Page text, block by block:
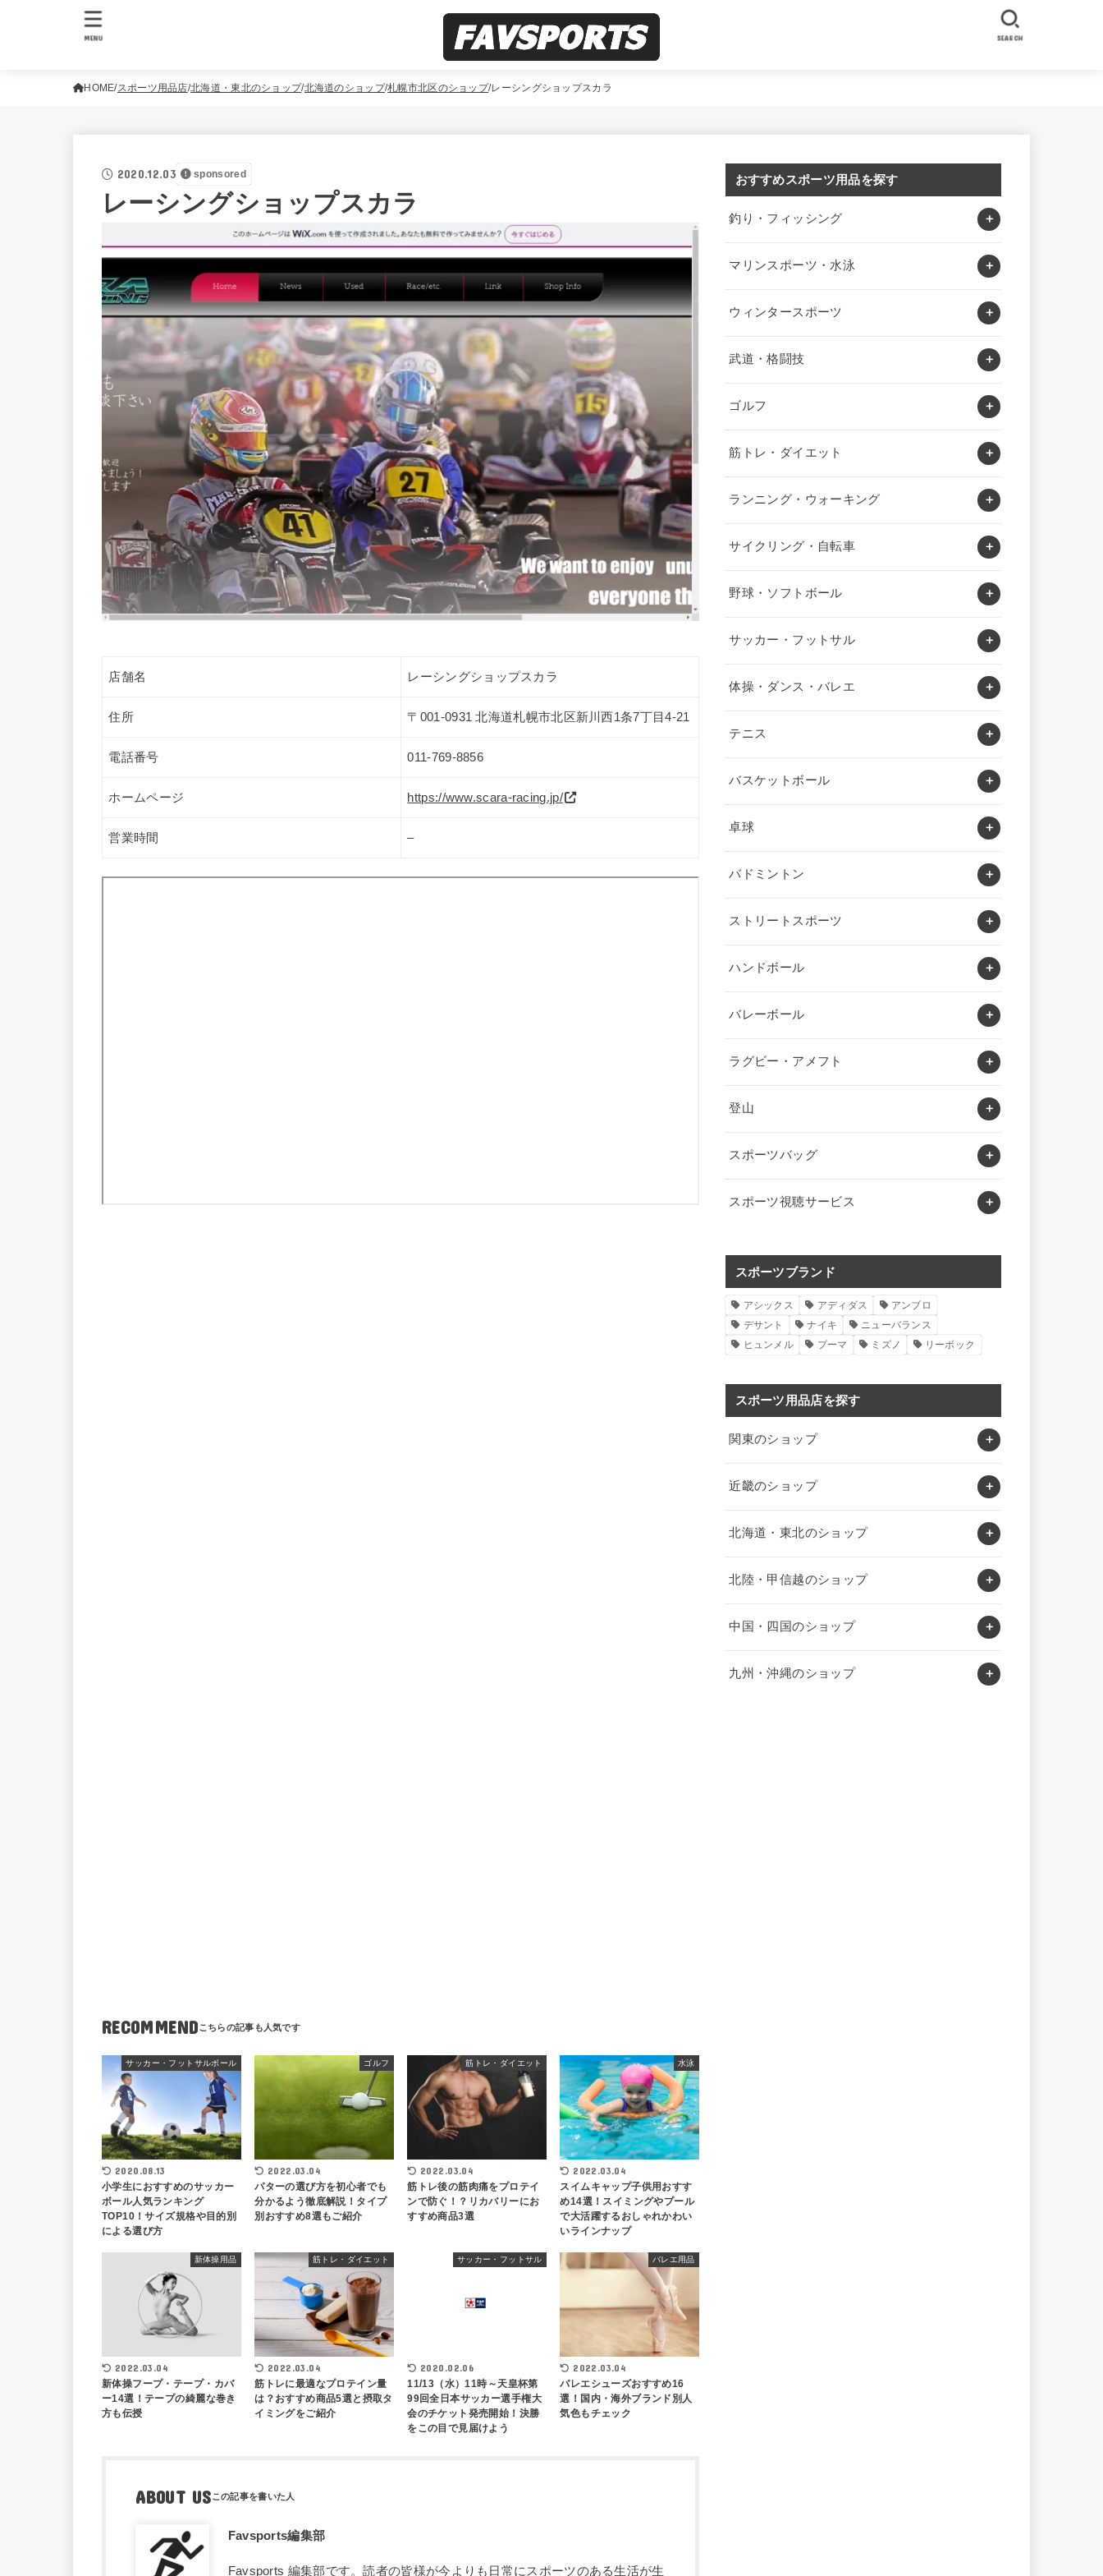
SEARCH
MENU
HOME スポーツ用品店 北海道・東北のショップ 北海道のショップ 札幌市北区のショップ レーシングショップスカラ
2020.12.03 sponsored
レーシングショップスカラ
店舗名 レーシングショップスカラ
住所 〒001-0931 北海道札幌市北区新川西1条7丁目4-21
電話番号 011-769-8856
ホームページ https://www.scara-racing.jp/
営業時間 –
RECOMMEND
サッカー・フットサルボール
2020.08.13
小学生におすすめのサッカー
ボール人気ランキング
TOP10！サイズ規格や目的別
による選び方
ゴルフ
2022.03.04
パターの選び方を初心者でも
分かるよう徹底解説！タイプ
別おすすめ8選もご紹介
筋トレ・ダイエット
2022.03.04
筋トレ後の筋肉痛をプロテイ
ンで防ぐ！？リカバリーにお
すすめ商品3選
水泳
2022.03.04
スイムキャップ子供用おすす
め14選！スイミングやプール
で大活躍するおしゃれかわい
いラインナップ
新体操用品
2022.03.04
新体操フープ・テープ・カバ
ー14選！テープの綺麗な巻き
方も伝授
筋トレ・ダイエット
2022.03.04
筋トレに最適なプロテイン量
は？おすすめ商品5選と摂取タ
イミングをご紹介
サッカー・フットサル
2020.02.06
11/13（水）11時～天皇杯第
99回全日本サッカー選手権大
会のチケット発売開始！決勝
をこの目で見届けよう
バレエ用品
2022.03.04
バレエシューズおすすめ16
選！国内・海外ブランド別人
気色もチェック
ABOUT US
Favsports編集部
Favsports 編集部です。読者の皆様が今よりも日常にスポーツのある生活が生
おすすめスポーツ用品を探す
釣り・フィッシング
マリンスポーツ・水泳
ウィンタースポーツ
武道・格闘技
ゴルフ
筋トレ・ダイエット
ランニング・ウォーキング
サイクリング・自転車
野球・ソフトボール
サッカー・フットサル
体操・ダンス・バレエ
テニス
バスケットボール
卓球
バドミントン
ストリートスポーツ
ハンドボール
バレーボール
ラグビー・アメフト
登山
スポーツバッグ
スポーツ視聴サービス
スポーツブランド
アシックス アディダス
アンブロ
デサント
ナイキ
ニューバランス
ヒュンメル
プーマ ミズノ リーボック
スポーツ用品店を探す
関東のショップ
近畿のショップ
北海道・東北のショップ
北陸・甲信越のショップ
中国・四国のショップ
九州・沖縄のショップ